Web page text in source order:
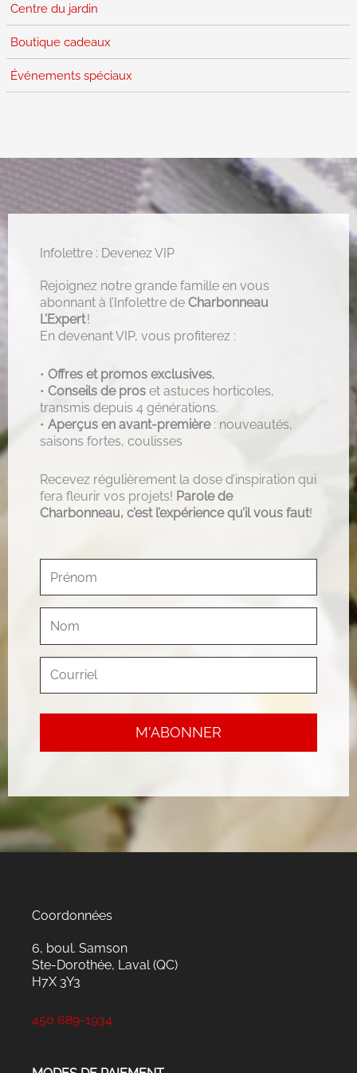
Centre du jardin
Boutique cadeaux
Événements spéciaux
Infolettre : Devenez VIP
Rejoignez notre grande famille en vous
abonnant à l’Infolettre de Charbonneau
L’Expert!
En devenant VIP, vous profiterez :
• Offres et promos exclusives.
• Conseils de pros et astuces horticoles,
transmis depuis 4 générations.
• Aperçus en avant-première: nouveautés,
saisons fortes, coulisses
Recevez régulièrement la dose d’inspiration qui
fera fleurir vos projets! Parole de
Charbonneau, c’est l’expérience qu’il vous faut!
Coordonnées
6, boul. Samson
Ste-Dorothée, Laval (QC)
H7X 3Y3
450 689-1934